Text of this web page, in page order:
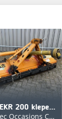
Berti EKR 200 klepelmaaier
Abemec Occasions Centre Veghel